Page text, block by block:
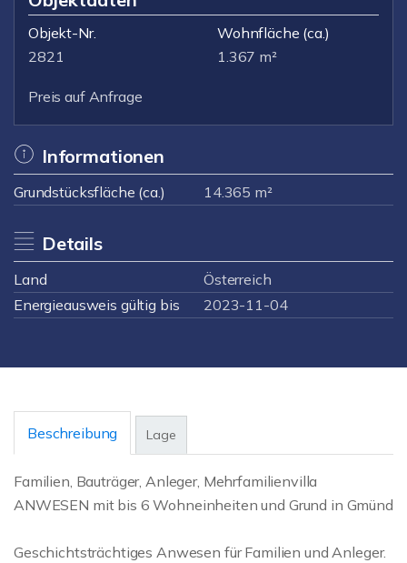
Objekt-Nr.
2821
Wohnfläche (ca.)
1.367 m²
Preis auf Anfrage
Informationen
Grundstücksfläche (ca.) 14.365 m²
Details
Land
Österreich
Energieausweis gültig bis
2023-11-04
Beschreibung Lage
Familien, Bauträger, Anleger, Mehrfamilienvilla
ANWESEN mit bis 6 Wohneinheiten und Grund in Gmünd
Geschichtsträchtiges Anwesen für Familien und Anleger.